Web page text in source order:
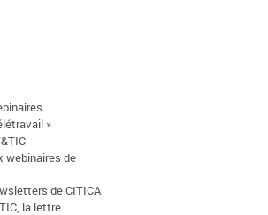
»
webinaires de
de CITICA
la lettre